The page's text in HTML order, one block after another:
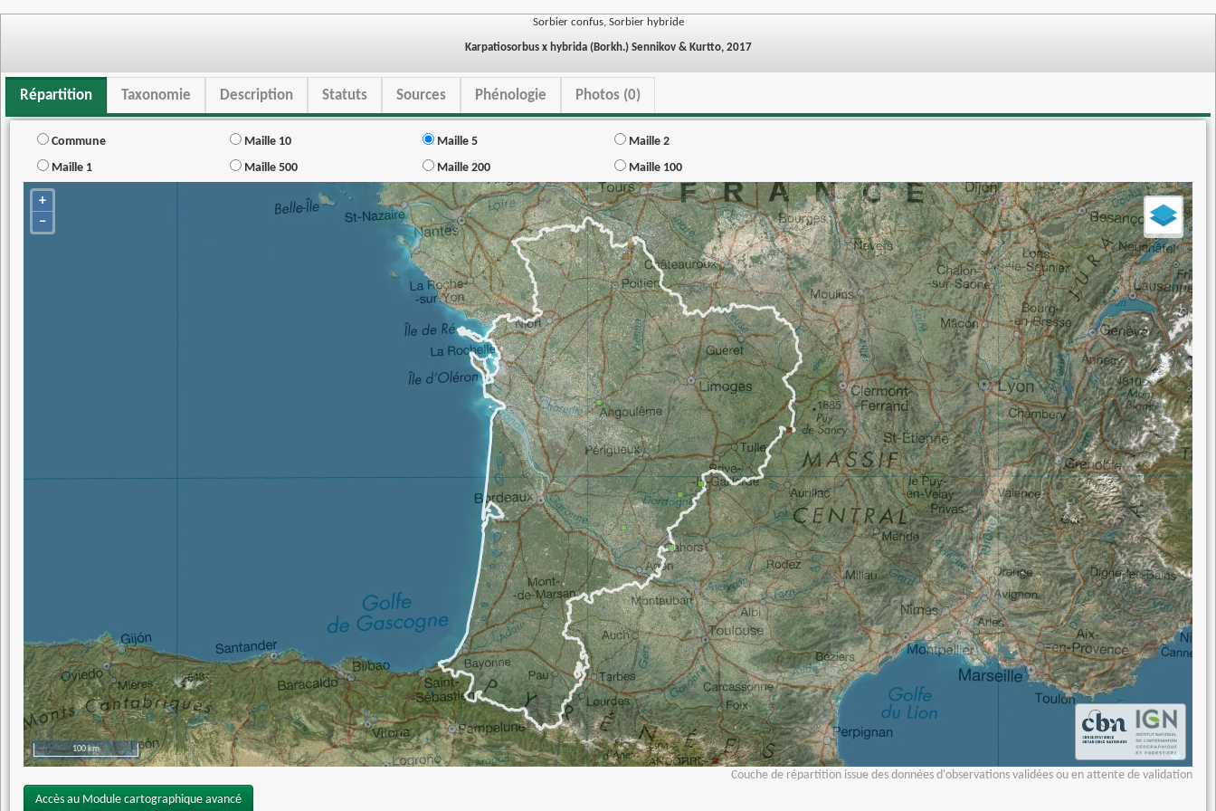
Sorbier confus, Sorbier hybride
Karpatiosorbus x hybrida (Borkh.) Sennikov & Kurtto, 2017
Répartition Taxonomie Description Statuts Sources Phénologie Photos (0)
Commune Maille 10 Maille 5
Maille 2
Maille 1
Maille 500 Maille 200 Maille 100
+
−
100 km
Couche de répartition issue des données d'observations validées ou en attente de validation
Accès au Module cartographique avancé